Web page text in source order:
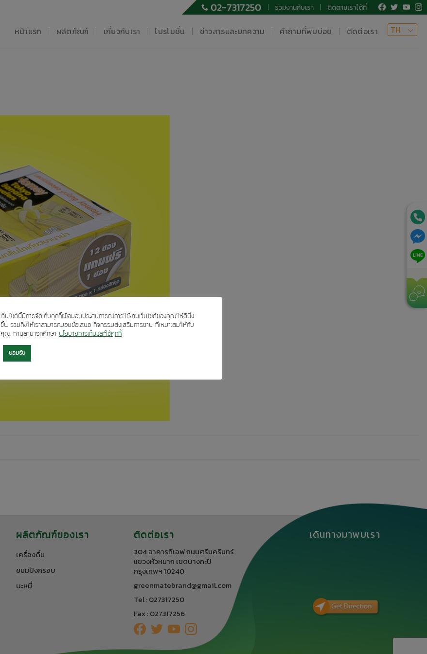
02-7317250 ร่วมงานกับเรา ติดตามเราได้ที่
หน้าแรก ผลิตภัณฑ์ เกี่ยวกับเรา โปรโมชั่น ข่าวสารและบทความ คำถามที่พบบ่อย ติดต่อเรา TH
ผลิตภัณฑ์ของเรา
เครื่องดื่ม
ขนมปังกรอบ
บะหมี่
ติดต่อเรา
304 อาคารทีเอฟ ถนนศรีนครินทร์
แขวงหัวหมาก เขตบางกะปิ
กรุงเทพฯ 10240
greenmatebrand@gmail.com
Tel : 027317250
Fax : 027317256
เดินทางมาพบเรา
เว็บไซต์นี้มีการจัดเก็บคุกกี้เพื่อมอบประสบการณ์การใช้งานเว็บไซต์ของคุณให้ดียิ่ง
ขึ้น รวมถึงให้เราสามารถมอบข้อเสนอ กิจกรรมส่งเสริมการขาย ที่เหมาะสมให้กับ
คุณ ท่านสามารถศึกษา นโยบายการเก็บและใช้คุกกี้
ยอมรับ